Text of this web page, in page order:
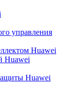
управления
Huawei
Huawei
Huawei